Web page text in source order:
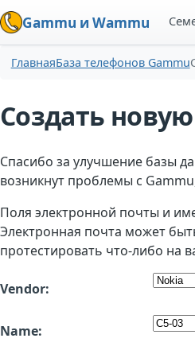
Gammu и Wammu
ГлавнаяБаза телефонов Gammu
Создать
Спасибо за улучшение базы
возникнут проблемы с
Поля электронной почты и
Электронная почта может
протестировать что-либо на
Vendor:
Name: